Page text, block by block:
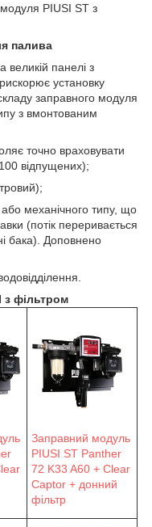
PIUSI ST з
палива
панелі з
установку
заправного модуля
з вмонтованим
точно враховувати
відпущених);
механічного типу, що
(потік переривається
бака). Доповнено
з фільтром
Заправний модуль
PIUSI ST Panther
72 K33 A60 + Clear
Captor + донний
фільтр